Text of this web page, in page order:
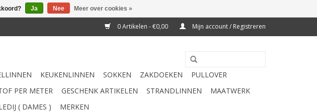
0 Artikelen - €0,00 Mijn account / Registreren
KEUKENLINNEN SOKKEN ZAKDOEKEN
PULLOVER
PER METER GESCHENK ARTIKELEN STRANDLINNEN
MAATWERK
( DAMES ) MERKEN
Ja Nee Meer over cookies »